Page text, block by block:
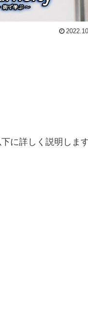
に詳しく説明します